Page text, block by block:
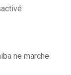
ne marche